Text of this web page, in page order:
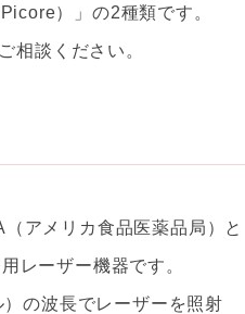
）」の2種類です。
相談ください。
アメリカ食品医薬品局）と
レーザー機器です。
の波長でレーザーを照射